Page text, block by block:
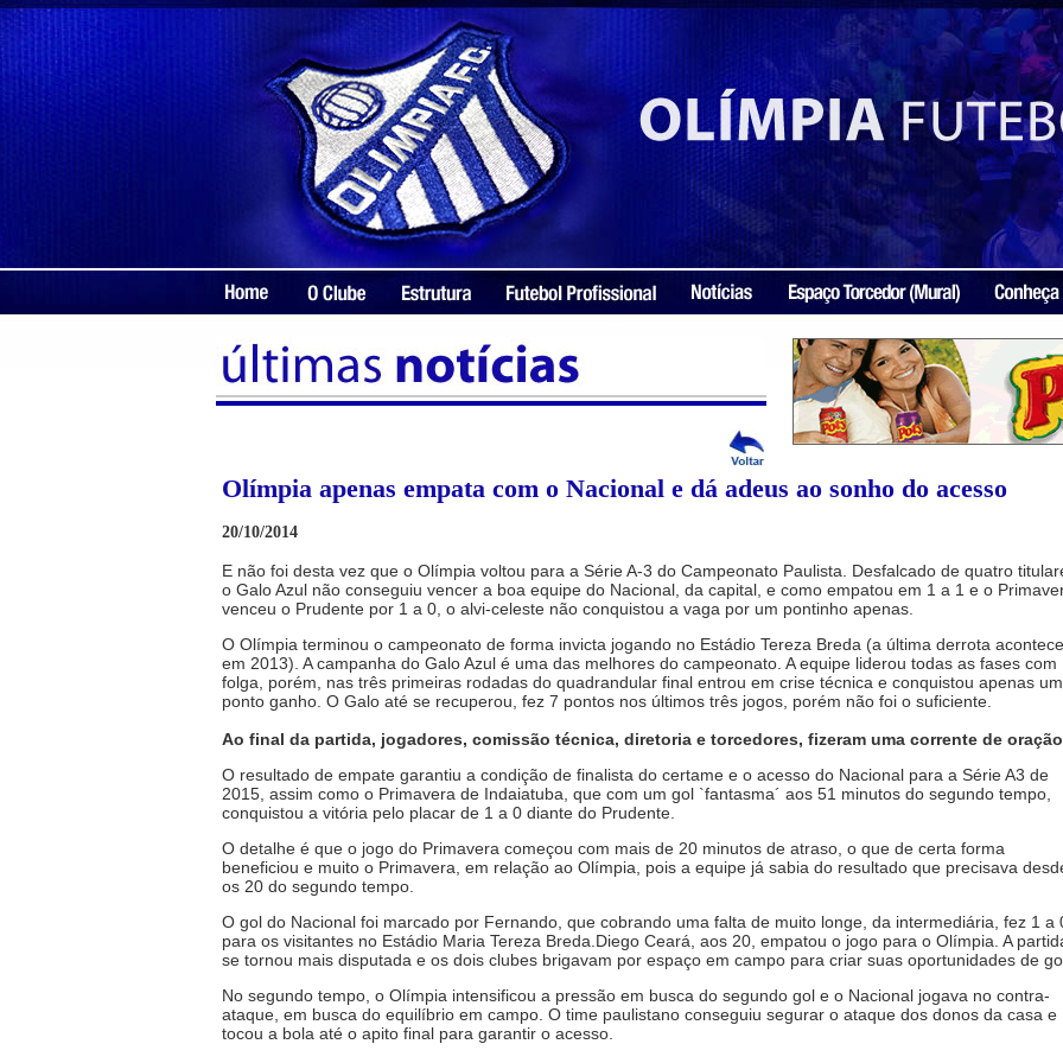
Olímpia apenas empata com o Nacional e dá adeus ao sonho do acesso
20/10/2014
E não foi desta vez que o Olímpia voltou para a Série A-3 do Campeonato Paulista. Desfalcado de quatro
o Galo Azul não conseguiu vencer a boa equipe do Nacional, da capital, e como empatou em 1 a 1 e o
venceu o Prudente por 1 a 0, o alvi-celeste não conquistou a vaga por um pontinho apenas.
O Olímpia terminou o campeonato de forma invicta jogando no Estádio Tereza Breda (a última derrota
em 2013). A campanha do Galo Azul é uma das melhores do campeonato. A equipe liderou todas as fases com
folga, porém, nas três primeiras rodadas do quadrandular final entrou em crise técnica e conquistou apenas um
ponto ganho. O Galo até se recuperou, fez 7 pontos nos últimos três jogos, porém não foi o suficiente.
Ao final da partida, jogadores, comissão técnica, diretoria e torcedores, fizeram uma corrente de
O resultado de empate garantiu a condição de finalista do certame e o acesso do Nacional para a Série A3 de
2015, assim como o Primavera de Indaiatuba, que com um gol `fantasma´ aos 51 minutos do segundo tempo,
conquistou a vitória pelo placar de 1 a 0 diante do Prudente.
O detalhe é que o jogo do Primavera começou com mais de 20 minutos de atraso, o que de certa forma
beneficiou e muito o Primavera, em relação ao Olímpia, pois a equipe já sabia do resultado que precisava
os 20 do segundo tempo.
O gol do Nacional foi marcado por Fernando, que cobrando uma falta de muito longe, da intermediária, fez 1 a
para os visitantes no Estádio Maria Tereza Breda.Diego Ceará, aos 20, empatou o jogo para o Olímpia. A
se tornou mais disputada e os dois clubes brigavam por espaço em campo para criar suas oportunidades de
No segundo tempo, o Olímpia intensificou a pressão em busca do segundo gol e o Nacional jogava no contra-
ataque, em busca do equilíbrio em campo. O time paulistano conseguiu segurar o ataque dos donos da casa e
tocou a bola até o apito final para garantir o acesso.